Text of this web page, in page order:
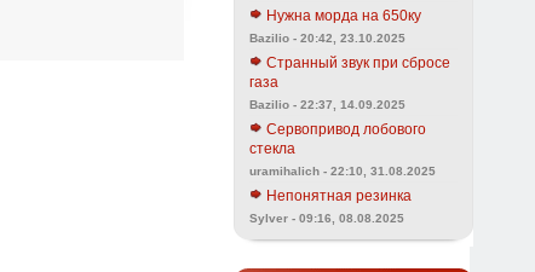
Нужна морда на 650ку
Bazilio - 20:42, 23.10.2025
Странный звук при сбросе
газа
Bazilio - 22:37, 14.09.2025
Сервопривод лобового
стекла
uramihalich - 22:10, 31.08.2025
Непонятная резинка
Sylver - 09:16, 08.08.2025